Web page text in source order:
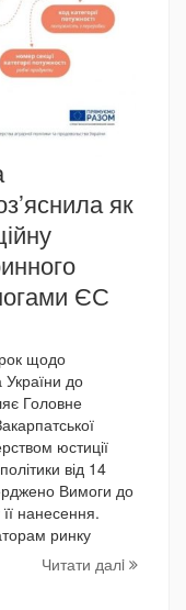
як
ЄС
щодо
України до
Головне
юстиції
від 14
Вимоги до
нанесення.
ринку
Читати далi